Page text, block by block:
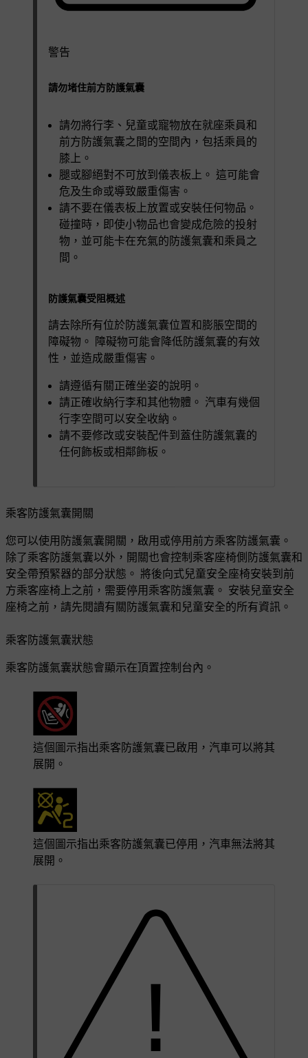
警告
請勿堵住前方防護氣囊
請勿將行李、兒童或寵物放在就座乘員和
前方防護氣囊之間的空間內，包括乘員的
膝上。
腿或腳絕對不可放到儀表板上。 這可能會
危及生命或導致嚴重傷害。
請不要在儀表板上放置或安裝任何物品。
碰撞時，即使小物品也會變成危險的投射
物，並可能卡在充氣的防護氣囊和乘員之
間。
防護氣囊受阻概述
請去除所有位於防護氣囊位置和膨脹空間的
障礙物。 障礙物可能會降低防護氣囊的有效
性，並造成嚴重傷害。
請遵循有關正確坐姿的說明。
請正確收納行李和其他物體。 汽車有幾個
行李空間可以安全收納。
請不要修改或安裝配件到蓋住防護氣囊的
任何飾板或相鄰飾板。
乘客防護氣囊開關
您可以使用防護氣囊開關，啟用或停用前方乘客防護氣囊。
除了乘客防護氣囊以外，開關也會控制乘客座椅側防護氣囊和
安全帶預緊器的部分狀態。 將後向式兒童安全座椅安裝到前
方乘客座椅上之前，需要停用乘客防護氣囊。 安裝兒童安全
座椅之前，請先閱讀有關防護氣囊和兒童安全的所有資訊。
乘客防護氣囊狀態
乘客防護氣囊狀態會顯示在頂置控制台內。
這個圖示指出乘客防護氣囊已啟用，汽車可以將其
展開。
這個圖示指出乘客防護氣囊已停用，汽車無法將其
展開。